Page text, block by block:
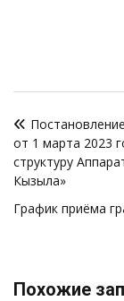
по
записям
от 1 марта 2023
структуру
Кызыла»
График приёма
Похожие